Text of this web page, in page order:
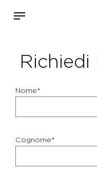
Nome*
Cognome*